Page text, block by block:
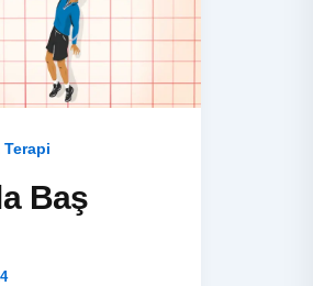
Terapi
Baş